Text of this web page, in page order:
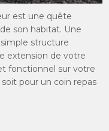
est une quête
son habitat. Une
structure
extension de votre
fonctionnel sur votre
pour un coin repas